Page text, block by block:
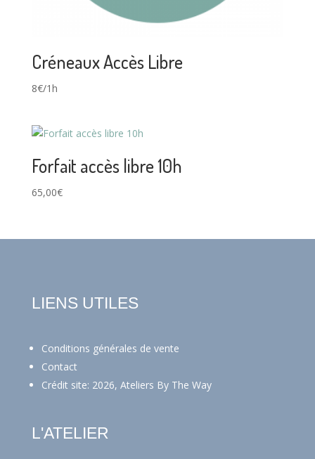
Créneaux Accès Libre
8€/1h
Forfait accès libre 10h
65,00€
LIENS UTILES
Conditions générales de vente
Contact
Crédit site: 2026, Ateliers By The Way
L'ATELIER